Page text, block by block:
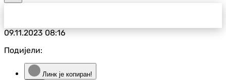
09.11.202308:16
Подијели:
Линк је копиран!